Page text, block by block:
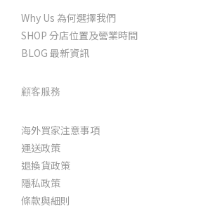
Why Us 為何選擇我們
SHOP 分店位置及營業時間
BLOG 最新資訊
顧客服務
海外買家注意事項
運送政策
退換貨政策
隱私政策
條款與細則